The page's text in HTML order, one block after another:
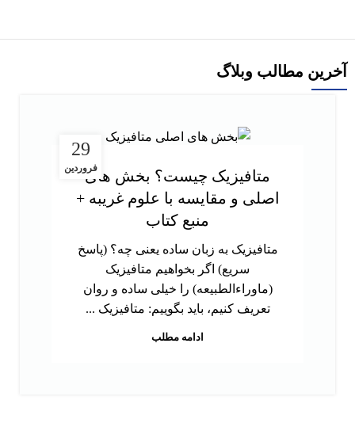
آخرین مطالب وبلاگ
29
فروردینمتافیزیک چیست؟ بخش های
اصلی و مقایسه با علوم غریبه +
منبع کتاب
متافیزیک به زبان ساده یعنی چه؟ (پاسخ
سریع) اگر بخواهیم متافیزیک
(ماوراءالطبیعه) را خیلی ساده و روان
تعریف کنیم، باید بگوییم: متافیزیک ...
ادامه مطلب